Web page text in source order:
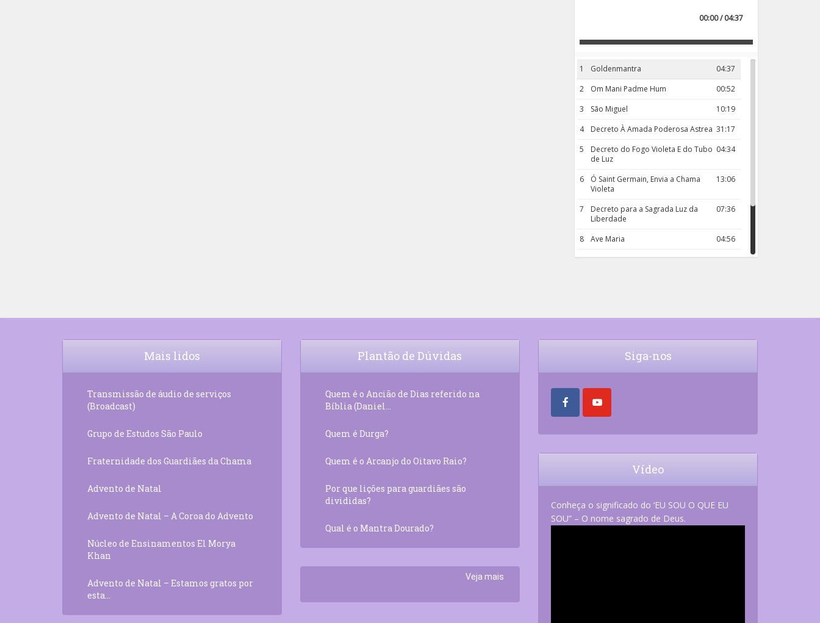
00:00 / 04:37
1 04:37
Goldenmantra
2
00:52
Om Mani Padme Hum
3
10:19
São Miguel
4
31:17
Decreto À Amada Poderosa Astrea
5
04:34
Decreto do Fogo Violeta E do Tubo
de Luz
6
13:06
Ó Saint Germain, Envia a Chama
Violeta
7
07:36
Decreto para a Sagrada Luz da
Liberdade
8
04:56
Ave Maria
9
18:00
Rosário da Criança
Mais lidos
Transmissão de áudio de serviços
(Broadcast)
Grupo de Estudos São Paulo
Fraternidade dos Guardiães da Chama
Advento de Natal
Advento de Natal – A Coroa do Advento
Núcleo de Ensinamentos El Morya
Khan
Advento de Natal – Estamos gratos por
esta...
Plantão de Dúvidas
Quem é o Ancião de Dias referido na
Bíblia (Daniel...
Quem é Durga?
Quem é o Arcanjo do Oitavo Raio?
Por que lições para guardiães são
divididas?
Qual é o Mantra Dourado?
Veja mais
Siga-nos
Vídeo
Conheça o significado do ‘EU SOU O QUE EU
SOU” – O nome sagrado de Deus.